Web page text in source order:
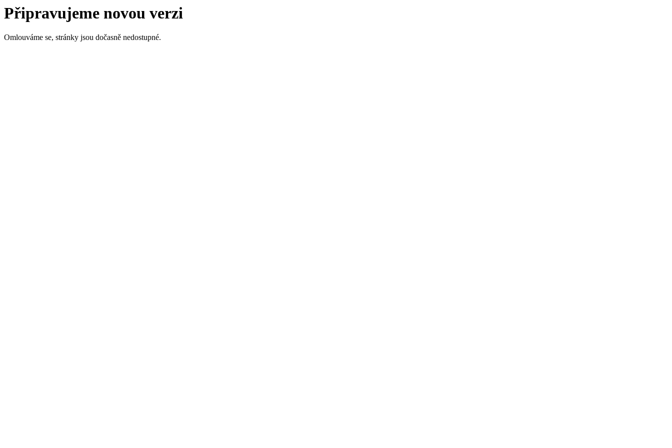
Připravujeme novou verzi
Omlouváme se, stránky jsou dočasně nedostupné.